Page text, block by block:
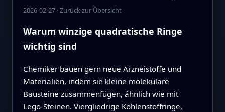
2026-02-27·Zurück zur Übersicht
Warum winzige quadratische Ringe
wichtig sind
Chemiker bauen gern neue Arzneistoffe und
Materialien, indem sie kleine molekulare
Bausteine zusammenfügen, ähnlich wie mit
Lego‑Steinen. Viergliedrige Kohlenstoffringe,